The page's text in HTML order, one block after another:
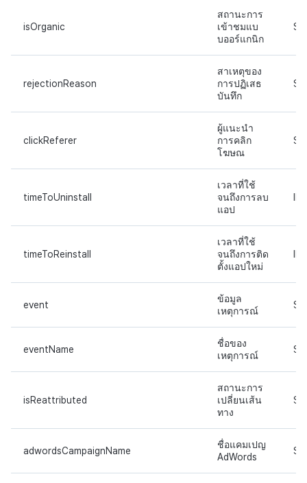
isOrganic
สถานะการ
เข้าชมแบ
บออร์แกนิก
rejectionReason
สาเหตุของ
การปฏิเสธ
บันทึก
clickReferer
ผู้แนะนำ
การคลิก
โฆษณ
timeToUninstall
เวลาที่ใช้
จนถึงการลบ
แอป
timeToReinstall
เวลาที่ใช้
จนถึงการติด
ตั้งแอปใหม่
event
ข้อมูล
เหตุการณ์
eventName
ชื่อของ
เหตุการณ์
isReattributed
สถานะการ
เปลี่ยนเส้น
ทาง
adwordsCampaignName
ชื่อแคมเปญ
AdWords